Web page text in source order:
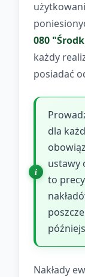
080
każdy
posiadać
dla
ustawy
to
Nakłady